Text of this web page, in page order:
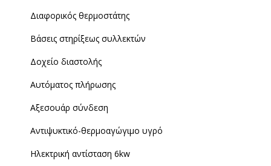
Διαφορικός θερμοστάτης
Βάσεις στηρίξεως συλλεκτών
Δοχείο διαστολής
Αυτόματος πλήρωσης
Αξεσουάρ σύνδεση
Αντιψυκτικό-θερμοαγώγιμο υγρό
Ηλεκτρική αντίσταση 6kw